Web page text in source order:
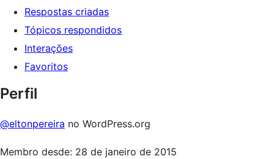
Respostas criadas
Tópicos respondidos
Interações
Favoritos
Perfil
@eltonpereira no WordPress.org
Membro desde: 28 de janeiro de 2015